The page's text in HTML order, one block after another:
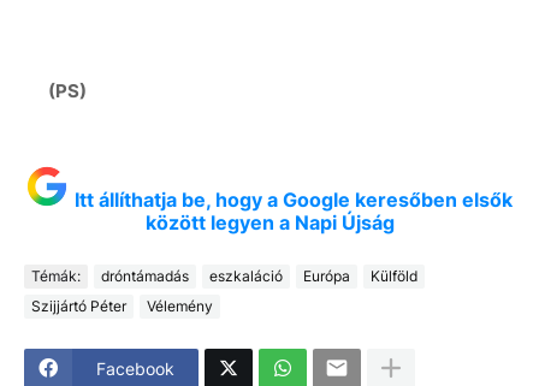
(PS)
Itt állíthatja be, hogy a Google keresőben elsők
között legyen a Napi Újság
Témák: dróntámadás eszkaláció Európa
Külföld
Szijjártó Péter
Vélemény
Facebook